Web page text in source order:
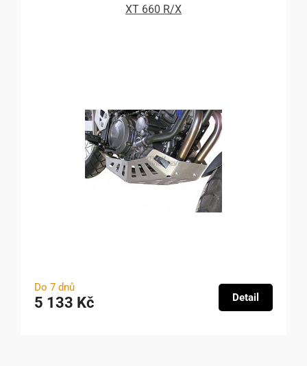
XT 660 R/X
Do 7 dnů
5 133 Kč Detail